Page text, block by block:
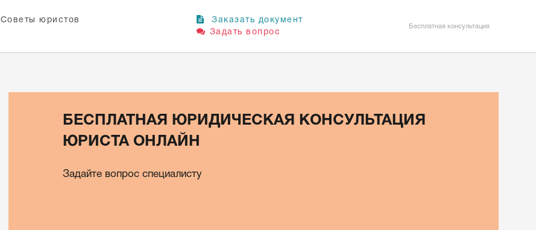
Советы юристов
Заказать документ
Задать вопрос
Бесплатная консультация
БЕСПЛАТНАЯ ЮРИДИЧЕСКАЯ КОНСУЛЬТАЦИЯ
ЮРИСТА ОНЛАЙН
Задайте вопрос специалисту